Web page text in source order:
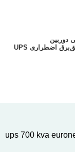
دوربین
برق اضطراری UPS